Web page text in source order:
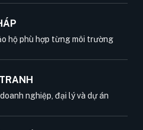
hộ phù hợp từng môi trường
nghiệp, đại lý và dự án